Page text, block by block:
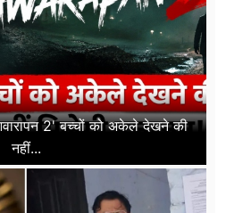
2' बच्चों को अकेले देखने की
नहीं...